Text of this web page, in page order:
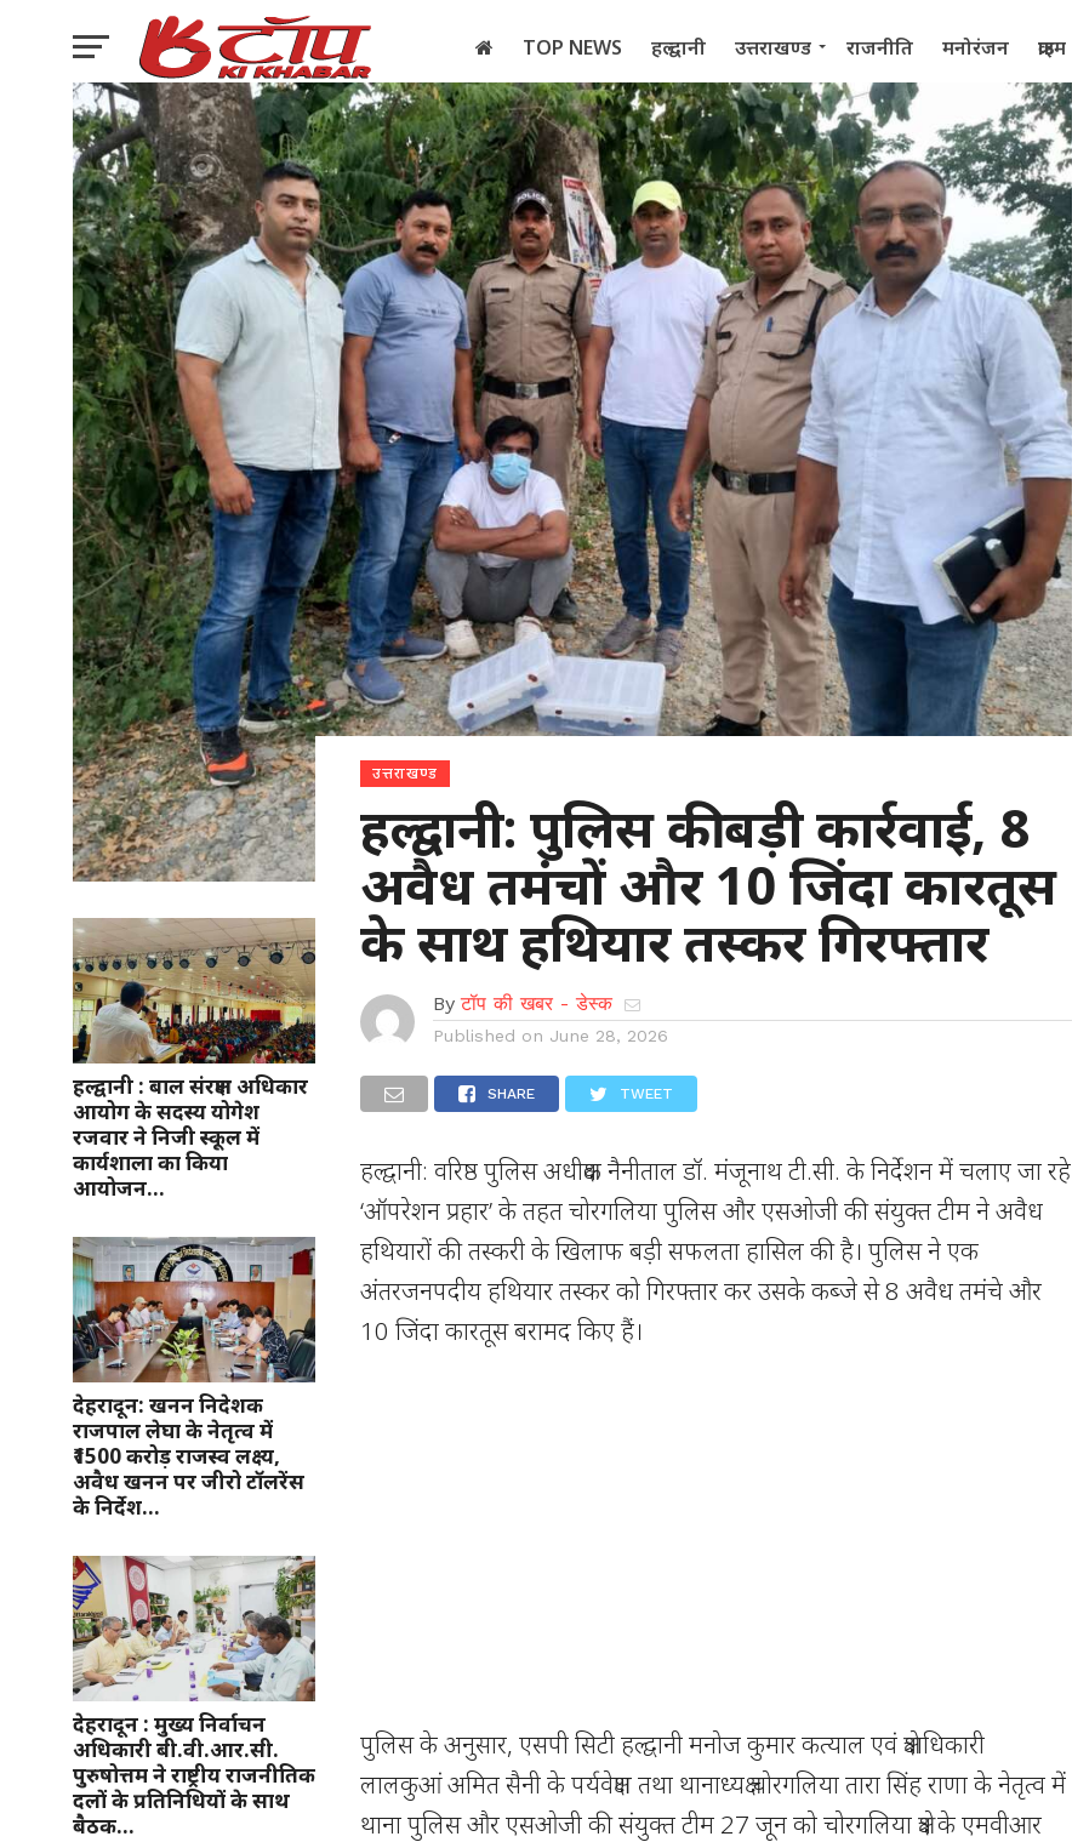
TOP NEWS हल्द्वानी उत्तराखण्ड राजनीति मनोरंजन क्राइम
इलेक्शन 2022
हल्द्वानी : बाल संरक्षण अधिकार
आयोग के सदस्य योगेश
रजवार ने निजी स्कूल में
कार्यशाला का किया
आयोजन…
देहरादून: खनन निदेशक
राजपाल लेघा के नेतृत्व में
₹1500 करोड़ राजस्व लक्ष्य,
अवैध खनन पर जीरो टॉलरेंस
के निर्देश…
देहरादून : मुख्य निर्वाचन
अधिकारी बी.वी.आर.सी.
पुरुषोत्तम ने राष्ट्रीय राजनीतिक
दलों के प्रतिनिधियों के साथ
बैठक…
उत्तराखण्ड
हल्द्वानी: पुलिस की बड़ी कार्रवाई, 8
अवैध तमंचों और 10 जिंदा कारतूस
के साथ हथियार तस्कर गिरफ्तार
By टॉप की खबर - डेस्क
Published on June 28, 2026
SHARE TWEET
हल्द्वानी: वरिष्ठ पुलिस अधीक्षक नैनीताल डॉ. मंजूनाथ टी.सी. के निर्देशन में चलाए जा रहे
‘ऑपरेशन प्रहार’ के तहत चोरगलिया पुलिस और एसओजी की संयुक्त टीम ने अवैध
हथियारों की तस्करी के खिलाफ बड़ी सफलता हासिल की है। पुलिस ने एक
अंतरजनपदीय हथियार तस्कर को गिरफ्तार कर उसके कब्जे से 8 अवैध तमंचे और
10 जिंदा कारतूस बरामद किए हैं।
पुलिस के अनुसार, एसपी सिटी हल्द्वानी मनोज कुमार कत्याल एवं क्षेत्राधिकारी
लालकुआं अमित सैनी के पर्यवेक्षण तथा थानाध्यक्ष चोरगलिया तारा सिंह राणा के नेतृत्व में
थाना पुलिस और एसओजी की संयुक्त टीम 27 जून को चोरगलिया क्षेत्र के एमवीआर